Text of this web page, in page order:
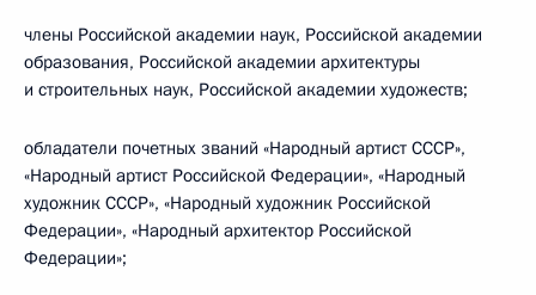
члены Российской академии наук, Российской академии
образования, Российской академии архитектуры
и строительных наук, Российской академии художеств;
обладатели почетных званий «Народный артист СССР»,
«Народный артист Российской Федерации», «Народный
художник СССР», «Народный художник Российской
Федерации», «Народный архитектор Российской
Федерации»;